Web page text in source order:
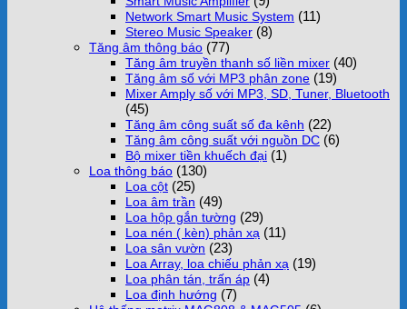
Network Smart Music System (11)
Stereo Music Speaker (8)
Tăng âm thông báo (77)
Tăng âm truyền thanh số liền mixer (40)
Tăng âm số với MP3 phân zone (19)
Mixer Amply số với MP3, SD, Tuner, Bluetooth
(45)
Tăng âm công suất số đa kênh (22)
Tăng âm công suất với nguồn DC (6)
Bộ mixer tiền khuếch đại (1)
Loa thông báo (130)
Loa cột (25)
Loa âm trần (49)
Loa hộp gắn tường (29)
Loa nén ( kèn) phản xạ (11)
Loa sân vườn (23)
Loa Array, loa chiếu phản xạ (19)
Loa phân tán, trấn áp (4)
Loa định hướng (7)